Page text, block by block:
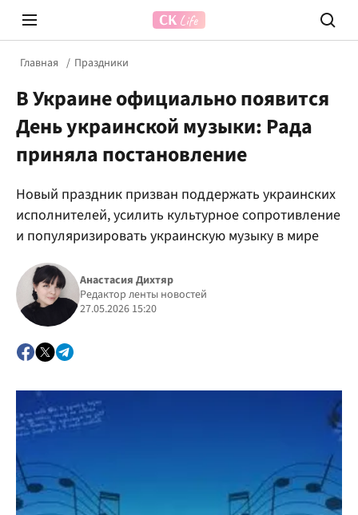
Prosecco Time
Главная Праздники
В Украине официально появится
День украинской музыки: Рада
приняла постановление
Новый праздник призван поддержать украинских
исполнителей, усилить культурное сопротивление
и популяризировать украинскую музыку в мире
Анастасия Дихтяр
Редактор ленты новостей
27.05.2026 15:20